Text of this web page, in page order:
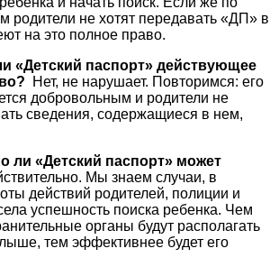
родители не хотят передавать «ДП» в
на это полное право.
«Детский паспорт» действующее
Нет, не нарушает. Повторимся: его
добровольным и родители не
сведения, содержащиеся в нем,
ли «Детский паспорт» может
Мы знаем случаи, в
действий родителей, полиции и
успешность поиска ребенка. Чем
органы будут располагать
тем эффективнее будет его